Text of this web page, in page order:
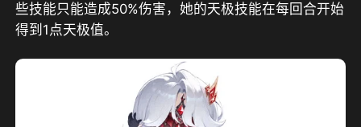
些技能只能造成50%伤害，她的天极技能在每回合开始
得到1点天极值。